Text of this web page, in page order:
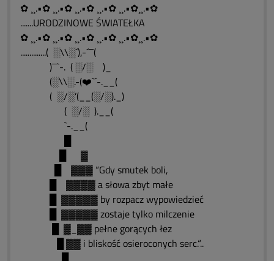
✿ ¸¸.•✿ ¸¸.•✿ ¸¸.•✿ ¸¸.•✿ ¸¸.•✿¸¸.•✿
.......URODZINOWE ŚWIATEŁKA
✿ ¸¸.•✿ ¸¸.•✿ ¸¸.•✿ ¸¸.•✿ ¸¸.•✿¸¸.•✿
..............( ░\\░´),-´¯¯(
)¯¯`-. ( ░/░ )_
(░\\░.-(❤️`´-.__(
( ░/░’(__(░/░)._)
( ░/░ ).__(
`-.__(
█ ▓
█ ▓▓▓ “Gdy smutek boli,
█ ▓▓▓▓ a słowa zbyt małe
█ ▓▓▓▓▓ by rozpacz wypowiedzieć
█ ▓▓▓▓▓ zostaje tylko milczenie
█ ▓_▓▓ pełne gorących łez
█ ▓▓ i bliskość osieroconych serc.“..